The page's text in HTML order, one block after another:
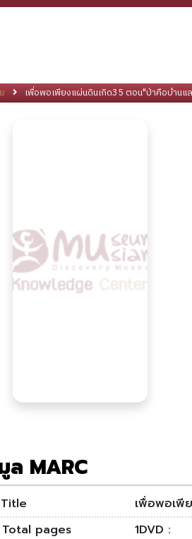
เพื่อพอเพียงแผ่นดินเกิด35 ตอน"ป่าคือบ้านแ
ล MARC
เพื่อพอเพี
pages
1DVD :